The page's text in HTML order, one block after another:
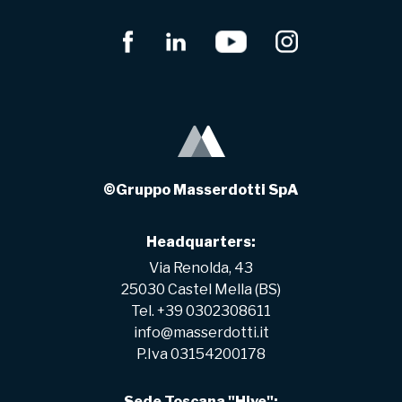
©Gruppo Masserdotti SpA
Headquarters:
Via Renolda, 43
25030 Castel Mella (BS)
Tel. +39 0302308611
info@masserdotti.it
P.Iva 03154200178